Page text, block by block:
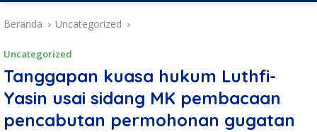
Beranda Uncategorized
Uncategorized
Tanggapan kuasa hukum Luthfi-
Yasin usai sidang MK pembacaan
pencabutan permohonan gugatan